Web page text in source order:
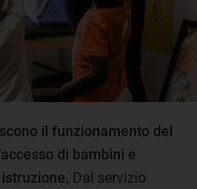
il funzionamento del
di bambini e
Dal servizio